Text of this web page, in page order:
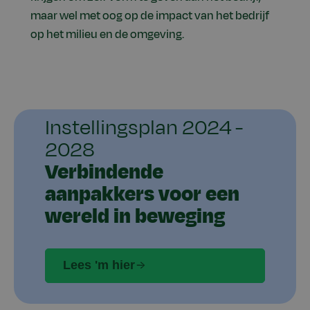
maar wel met oog op de impact van het bedrijf
op het milieu en de omgeving.
Instellingsplan 2024 -
2028
Verbindende
aanpakkers voor een
wereld in beweging
Lees 'm hier